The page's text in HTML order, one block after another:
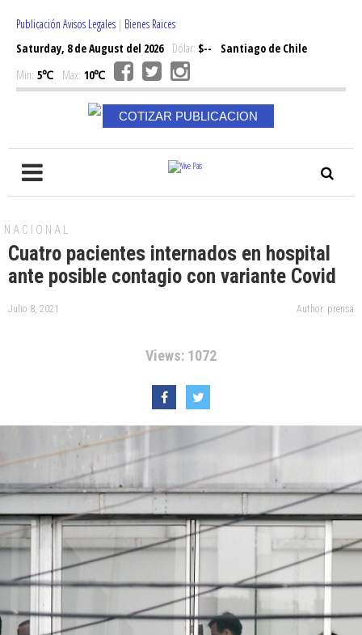
Publicación Avisos Legales | Bienes Raices
Saturday, 8 de August del 2026Dólar: $--
Santiago de Chile
Min: 5℃ Max: 10℃
COTIZAR PUBLICACION
NACIONAL
Cuatro pacientes internados en hospital
ante posible contagio con variante Covid
Julio 8, 2021 Author: prensa
Views: 1072